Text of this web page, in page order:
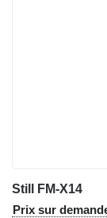
Still FM-X14
Prix sur